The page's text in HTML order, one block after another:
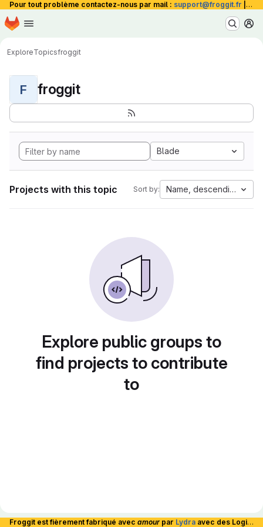
Pour tout problème contactez-nous par mail : support@froggit.fr La
Skip to main content
Homepage
ExploreTopicsfroggit
F froggit
Blade
Projects with this topic Sort by: Name, descending
Explore public groups to
find projects to contribute
to
Froggit est fièrement fabriqué avec amour par Lydra avec des Logiciels Libres et hébergé en